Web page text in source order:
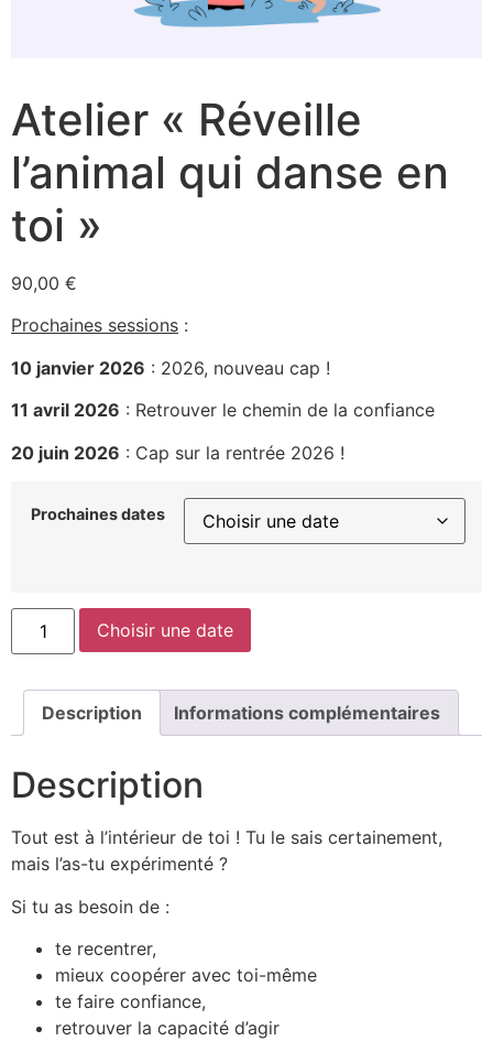
Atelier « Réveille
l’animal qui danse en
toi »
90,00 €
Prochaines sessions :
10 janvier 2026 : 2026, nouveau cap !
11 avril 2026 : Retrouver le chemin de la confiance
20 juin 2026 : Cap sur la rentrée 2026 !
Prochaines dates
Choisir une date
Description Informations complémentaires
Description
Tout est à l’intérieur de toi ! Tu le sais certainement,
mais l’as-tu expérimenté ?
Si tu as besoin de :
te recentrer,
mieux coopérer avec toi-même
te faire confiance,
retrouver la capacité d’agir